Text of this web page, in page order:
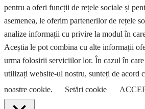
pentru a oferi funcții de rețele sociale și
asemenea, le oferim partenerilor de rețele
analize informații cu privire la modul în
Aceștia le pot combina cu alte informații
urma folosirii serviciilor lor. În cazul în care
utilizați website-ul nostru, sunteți de acord
noastre cookie.
Setări cookie